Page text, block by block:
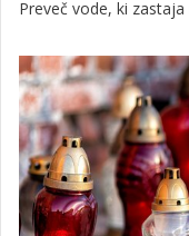
Preveč vode, ki
tako lahko usodno. Če
rastlin nikakor ne gre
zadnjega trika, ki vas
zamrznjenih kock vode.